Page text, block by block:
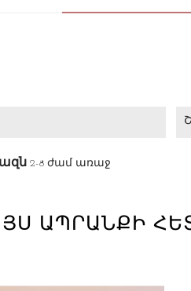
2-8 ժամ առաջ
ԱՊՐԱՆՔԻ